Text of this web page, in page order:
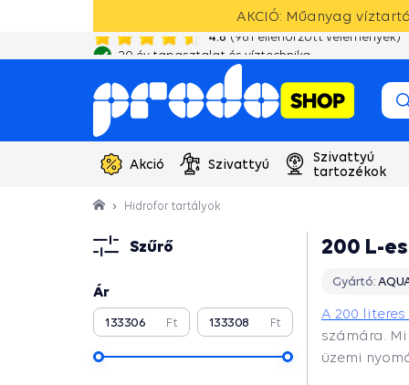
AKCIÓ: Műanyag
ellenőrzött vélemények)
20 év tapasztalat és víztechnika
Akció Szivattyú
Szivattyú
tartozékok
Hidrofor tartályok
Szűrő
Ár
Ft Ft
200 L-
Gyártó:
A 200
számára.
üzemi